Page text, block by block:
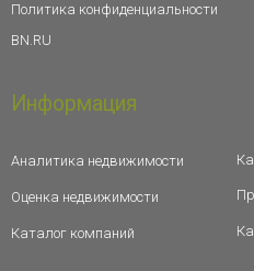
Политика конфиденциальности
BN.RU
Информация
Аналитика недвижимости
Оценка недвижимости
Каталог компаний